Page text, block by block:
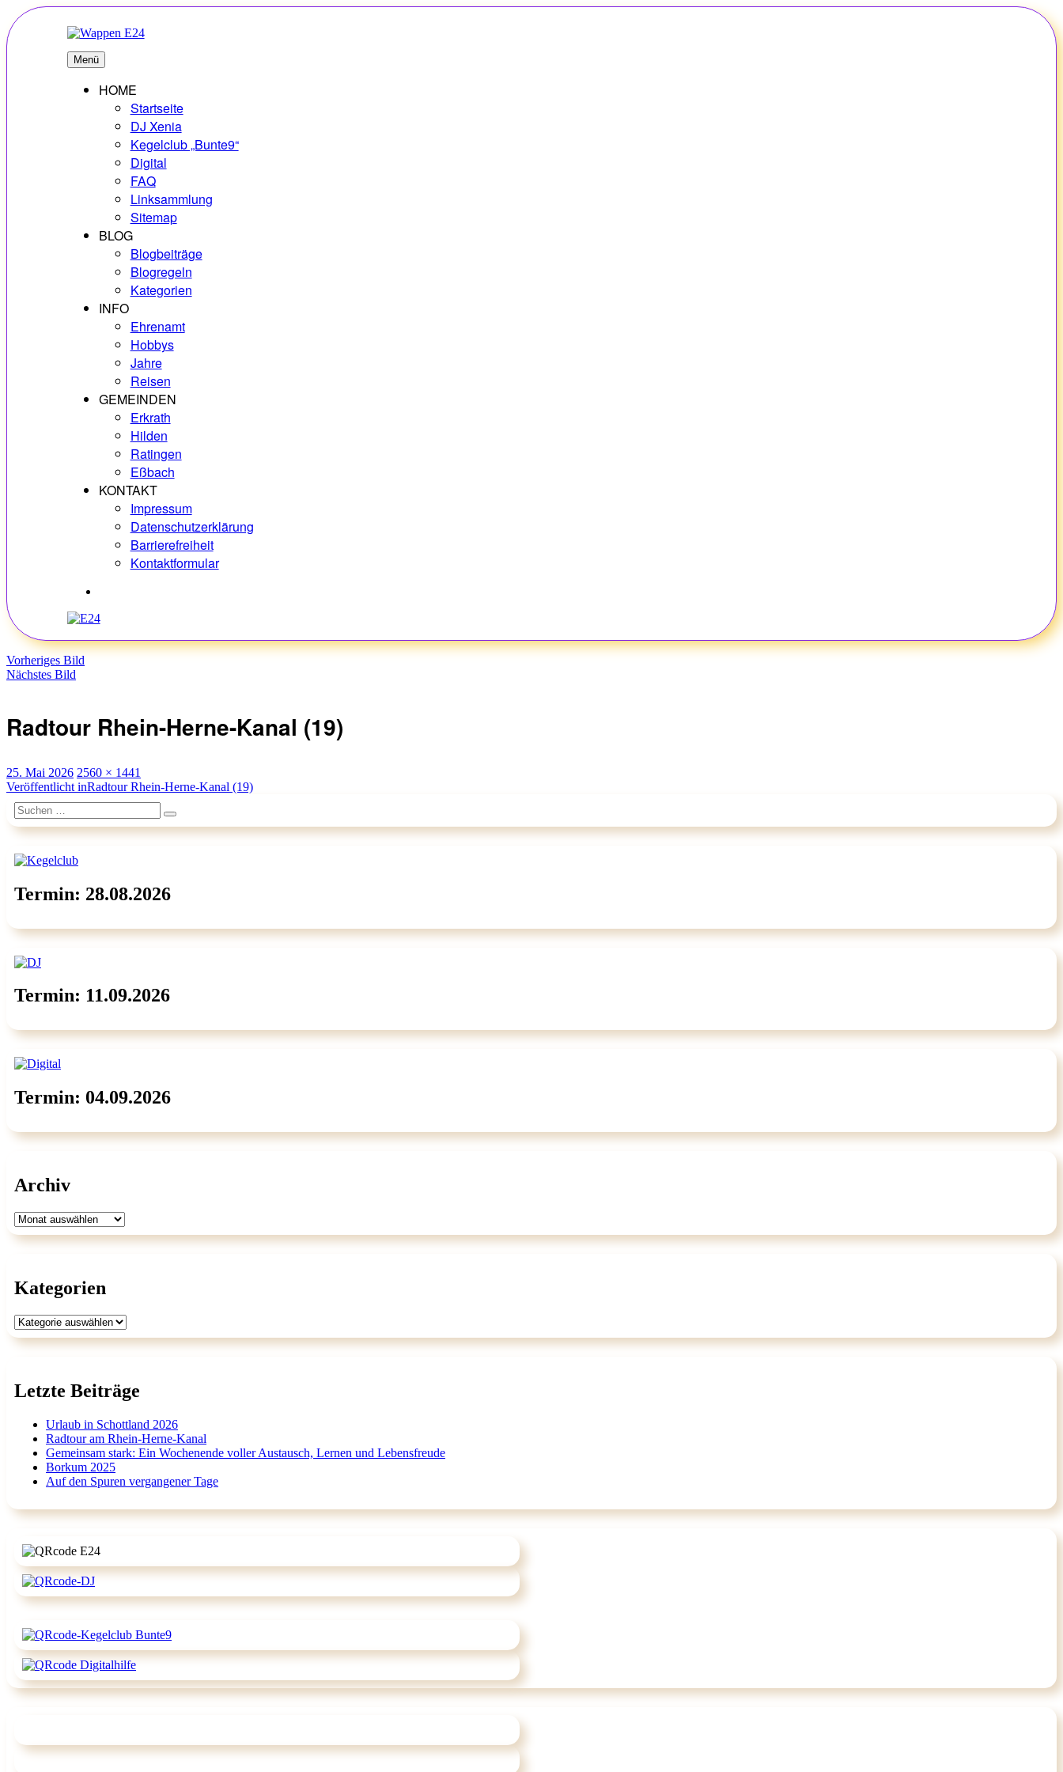
Zum
Inhalt
springen
E24
Erlebnisse – Hobbys – Vielfalt
Menü
HOME
Startseite
DJ Xenia
Kegelclub „Bunte9“
Digital
FAQ
Linksammlung
Sitemap
BLOG
Blogbeiträge
Blogregeln
Kategorien
INFO
Ehrenamt
Hobbys
Jahre
Reisen
GEMEINDEN
Erkrath
Hilden
Ratingen
Eßbach
KONTAKT
Impressum
Datenschutzerklärung
Barrierefreiheit
Kontaktformular
Vorheriges Bild
Nächstes Bild
Radtour Rhein-Herne-Kanal (19)
Veröffentlicht
am
25. Mai 2026 Originalgröße
2560 × 1441
Beitragsnavigation
Veröffentlicht inRadtour Rhein-Herne-Kanal (19)
Suchen
nach:
Suchen
Termin: 28.08.2026
Termin: 11.09.2026
Termin: 04.09.2026
Archiv
Archiv
Kategorien
Kategorien
Letzte Beiträge
Urlaub in Schottland 2026
Radtour am Rhein-Herne-Kanal
Gemeinsam stark: Ein Wochenende voller Austausch, Lernen und Lebensfreude
Borkum 2025
Auf den Spuren vergangener Tage